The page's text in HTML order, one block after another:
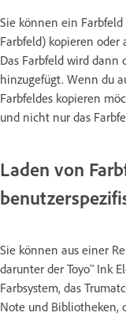
Sie können ein
Farbfeld) kopieren
Das Farbfeld wird dann
hinzugefügt. Wenn du
Farbfeldes kopieren
und nicht nur das
Laden von
Sie können aus einer
darunter der Toyo™ Ink
Farbsystem, das
Note und Bibliotheken,